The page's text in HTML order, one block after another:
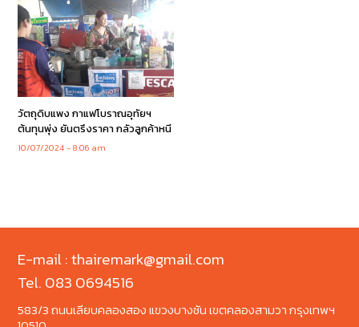
วัตถุดิบแพง กาแฟโบราณอุทัยฯ
ต้นทุนพุ่ง ยันตรึงราคา กลัวลูกค้าหนี
10/07/2024 8:06 am
E-mail : thairemark@gmail.com
Tel. 083 0694516
583/3 ถนนเลียบคลองสอง แขวงบางชัน เขตคลองสามวา กรุงเทพฯ